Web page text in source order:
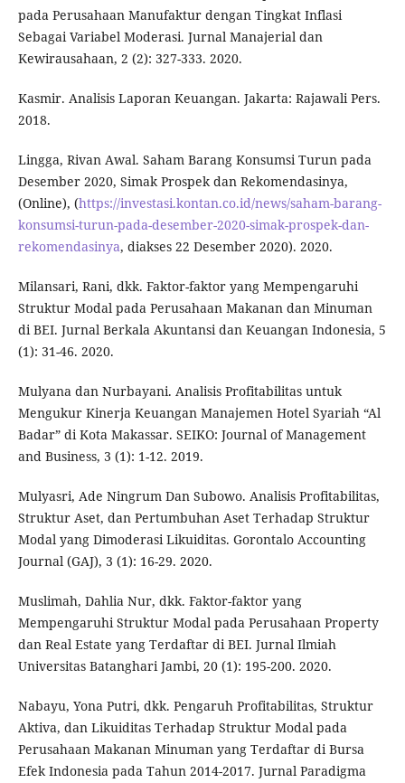
pada Perusahaan Manufaktur dengan Tingkat Inflasi
Sebagai Variabel Moderasi. Jurnal Manajerial dan
Kewirausahaan, 2 (2): 327-333. 2020.
Kasmir. Analisis Laporan Keuangan. Jakarta: Rajawali Pers.
2018.
Lingga, Rivan Awal. Saham Barang Konsumsi Turun pada
Desember 2020, Simak Prospek dan Rekomendasinya,
(Online), (https://investasi.kontan.co.id/news/saham-barang-
konsumsi-turun-pada-desember-2020-simak-prospek-dan-
rekomendasinya, diakses 22 Desember 2020). 2020.
Milansari, Rani, dkk. Faktor-faktor yang Mempengaruhi
Struktur Modal pada Perusahaan Makanan dan Minuman
di BEI. Jurnal Berkala Akuntansi dan Keuangan Indonesia, 5
(1): 31-46. 2020.
Mulyana dan Nurbayani. Analisis Profitabilitas untuk
Mengukur Kinerja Keuangan Manajemen Hotel Syariah “Al
Badar” di Kota Makassar. SEIKO: Journal of Management
and Business, 3 (1): 1-12. 2019.
Mulyasri, Ade Ningrum Dan Subowo. Analisis Profitabilitas,
Struktur Aset, dan Pertumbuhan Aset Terhadap Struktur
Modal yang Dimoderasi Likuiditas. Gorontalo Accounting
Journal (GAJ), 3 (1): 16-29. 2020.
Muslimah, Dahlia Nur, dkk. Faktor-faktor yang
Mempengaruhi Struktur Modal pada Perusahaan Property
dan Real Estate yang Terdaftar di BEI. Jurnal Ilmiah
Universitas Batanghari Jambi, 20 (1): 195-200. 2020.
Nabayu, Yona Putri, dkk. Pengaruh Profitabilitas, Struktur
Aktiva, dan Likuiditas Terhadap Struktur Modal pada
Perusahaan Makanan Minuman yang Terdaftar di Bursa
Efek Indonesia pada Tahun 2014-2017. Jurnal Paradigma